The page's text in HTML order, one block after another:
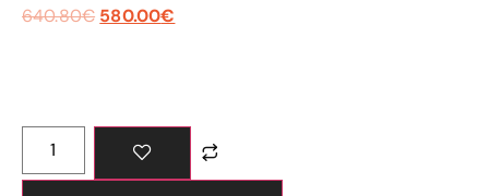
640.80€ 580.00€